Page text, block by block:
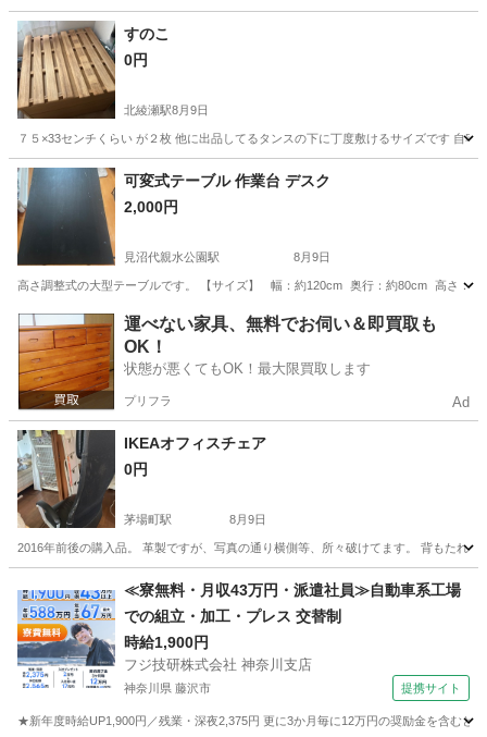
東京 八王子市 すのこ
0円
北綾瀬駅8月9日
７５×33センチくらい が２枚 他に出品してるタンスの下に丁度敷けるサイズです 自宅
東京 足立区 北綾瀬駅 その他
可変式テーブル 作業台 デスク
2,000円
見沼代親水公園駅 8月9日
高さ調整式の大型テーブルです。 【サイズ】 幅：約120cm 奥行：約80cm 高さ：約
東京 足立区 見沼代親水公園駅 テーブル
運べない家具、無料でお伺い＆即買取も
OK！
状態が悪くてもOK！最大限買取します
プリフラ Ad
IKEAオフィスチェア
0円
茅場町駅 8月9日
2016年前後の購入品。 革製ですが、写真の通り横側等、所々破けてます。 背もたれに
茅場町駅 椅子
≪寮無料・月収43万円・派遣社員≫自動車系工場
での組立・加工・プレス 交替制
時給1,900円
フジ技研株式会社 神奈川支店
神奈川県 藤沢市 提携サイト
★新年度時給UP1,900円／残業・深夜2,375円 更に3か月毎に12万円の奨励金を含む